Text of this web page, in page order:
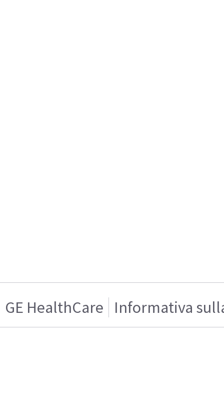
GE HealthCare Informativa